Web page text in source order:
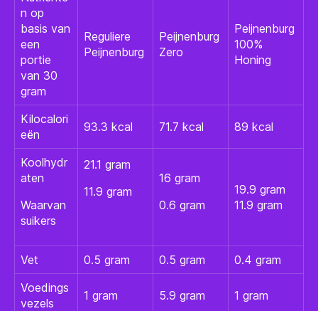
n op
basis van
een
portie
van 30
gram
Reguliere
Peijnenburg
Peijnenburg
Zero
Peijnenburg
100%
Honing
Kilocalori
eën
93.3 kcal 71.7 kcal 89 kcal
Koolhydr
aten
Waarvan
suikers
21.1 gram
11.9 gram
16 gram
0.6 gram
19.9 gram
11.9 gram
Vet 0.5 gram 0.5 gram
0.4 gram
Voedings
vezels
1 gram 5.9 gram 1 gram